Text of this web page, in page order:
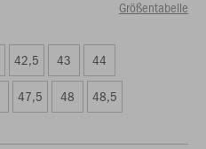
Größentabelle
42,5 43 44
47,5 48 48,5